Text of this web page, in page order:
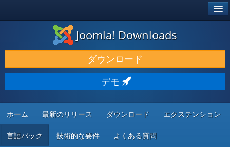
ダウンロードと機能拡張
発見と学び
コミュニティとサポート
開発者向けリソース
Joomla! Downloads
ダウンロード
デモ
ホーム 最新のリリース ダウンロード エクステンション
言語パック 技術的な要件 よくある質問